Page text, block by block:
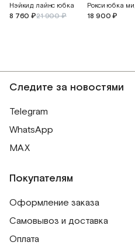
Нэйкид лайнс юбка
8 760 ₽21 900 ₽
18 900 ₽
Следите за новостями
Telegram
WhatsApp
MAX
Покупателям
Оформление заказа
Самовывоз и доставка
Оплата